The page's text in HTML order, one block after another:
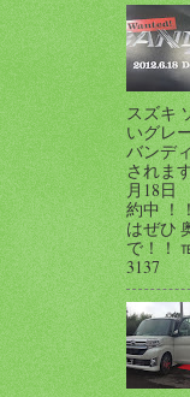
スズキ
いグレ
バンデ
されま
月18日
約中 ！
はぜひ
で！！
3137